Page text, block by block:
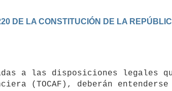
DE LA CONSTITUCIÓN DE LA
(TOCAF), deberán